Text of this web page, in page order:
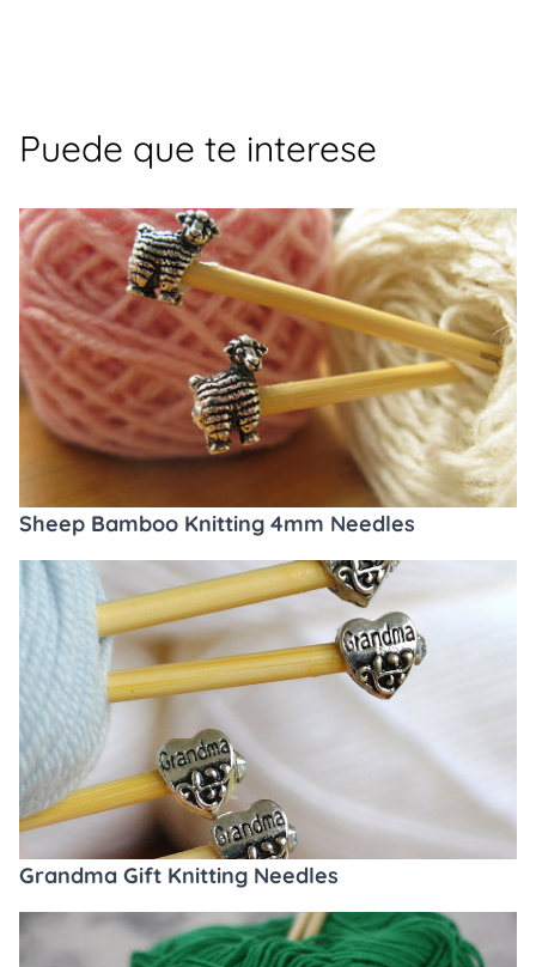
Puede que te interese
Sheep Bamboo Knitting 4mm Needles
Grandma Gift Knitting Needles